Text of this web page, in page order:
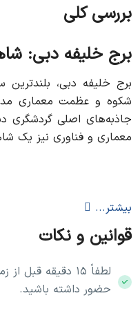
بررسی کلی
برج خلیفه دبی:
برج خلیفه دبی،
شکوه و عظمت معماری
جاذبه‌های اصلی گردشگری
معماری و فناوری نیز یک
آدرس
نحوه دسترسی
بیشتر...
قوانین و نکات
لطفاً ۱۵ دقیقه
حضور داشته باشید.